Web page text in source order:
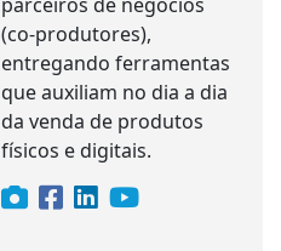
(co-produtores),
entregando ferramentas
que auxiliam no dia a dia
da venda de produtos
físicos e digitais.